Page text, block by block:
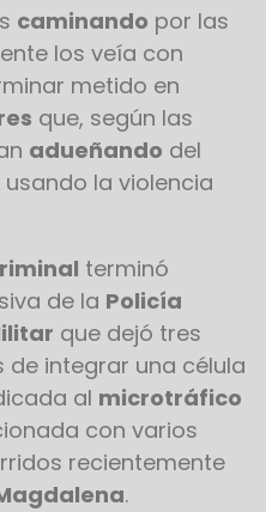
caminando por las
los veía con
metido en
que, según las
adueñando del
usando la violencia
terminó
de la Policía
que dejó tres
integrar una célula
al microtráfico
con varios
recientemente
.